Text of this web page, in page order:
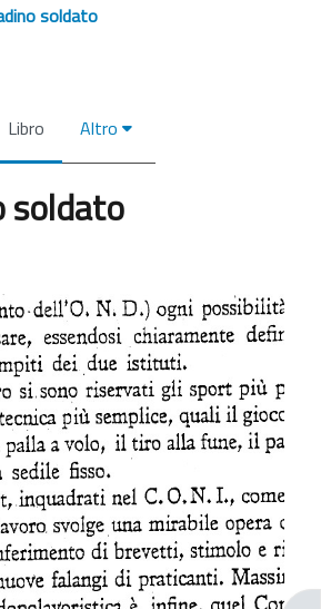
soldato
Libro Altro
soldato